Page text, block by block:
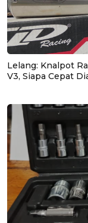
Lelang: Knalpot
V3, Siapa Cepat